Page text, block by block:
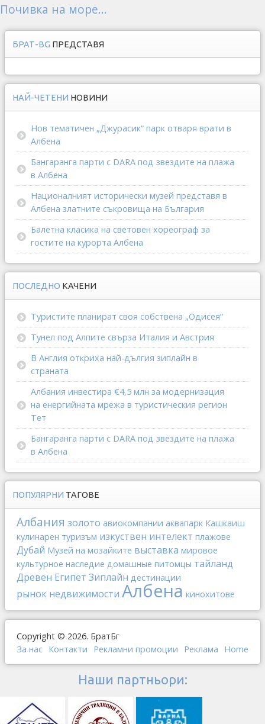
Почивка на море...
БРАТ-BG ПРЕДСТАВЯ
НАЙ-ЧЕТЕНИ НОВИНИ
Нов тематичен „Джурасик“ парк отваря врати в
Албена
Бангаранга парти с DARA под звездите на плажа
в Албена
Националният исторически музей представя в
Албена златните съкровища на България
Балетна класика на световен хореограф за
гостите на курорта Албена
ПОСЛЕДНО КАЧЕНИ
Туристите планират своя собствена „Одисея“
Тунел под Алпите свърза Италия и Австрия
В Англия откриха най-дългия зиплайн в
страната
Албания инвестира €4,5 млн за модернизация
на енергийната мрежа в туристическия регион
Тет
Бангаранга парти с DARA под звездите на плажа
в Албена
ПОПУЛЯРНИ ТАГОВЕ
Албания золото авиокомпании аквапарк Кашкаиш
кулинарен туризъм изкуствен интелект плажове
Дубай Музей на мозайките выставка мировое
культурное наследие домашные питомцы тайланд
Древен Египет Зиплайн дестинации
рынок недвижимости Албена кинохитове
Copyright © 2026. БратБг
За нас Контакти Рекламни промоции Реклама Home
Наши партньори: